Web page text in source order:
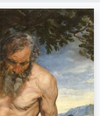
Írja le a jelenetet – pl. zöld rét, sok
absztrakt, sötét olajkép, álló akt
egy fa mellett.